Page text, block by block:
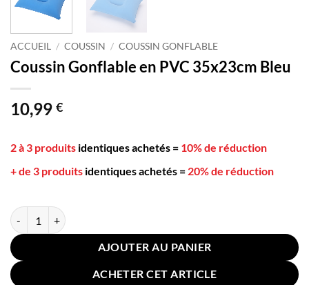
ACCUEIL / COUSSIN / COUSSIN GONFLABLE
Coussin Gonflable en PVC 35x23cm Bleu
10,99 €
2 à 3 produits identiques achetés = 10% de réduction
+ de 3 produits identiques achetés = 20% de réduction
quantité de Coussin Gonflable en PVC 35x23cm Bleu
AJOUTER AU PANIER
ACHETER CET ARTICLE